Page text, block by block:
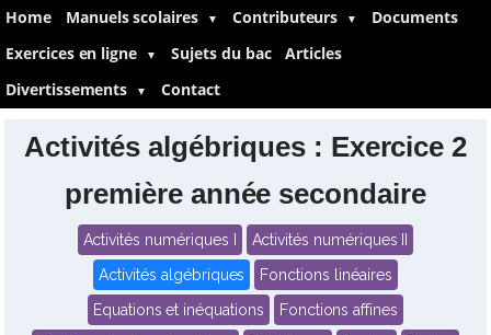
Home Manuels scolaires ▼ Contributeurs ▼
Documents
Exercices en ligne
▼ Sujets du bac
Articles
Divertissements
▼ Contact
Activités algébriques : Exercice 2
première année secondaire
Activités numériques I
Activités numériques II
Activités algébriques
Fonctions linéaires
Equations et inéquations
Fonctions affines